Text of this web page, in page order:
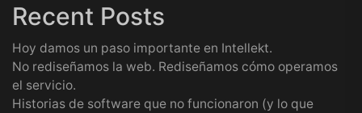
Recent Posts
Hoy damos un paso importante en Intellekt.
No rediseñamos la web. Rediseñamos cómo operamos
el servicio.
Historias de software que no funcionaron (y lo que